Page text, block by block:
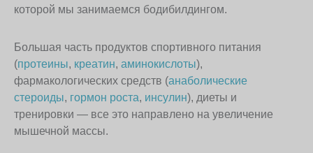
которой мы занимаемся бодибилдингом.
Большая часть продуктов спортивного питания
(протеины, креатин, аминокислоты),
фармакологических средств (анаболические
стероиды, гормон роста, инсулин), диеты и
тренировки — все это направлено на увеличение
мышечной массы.